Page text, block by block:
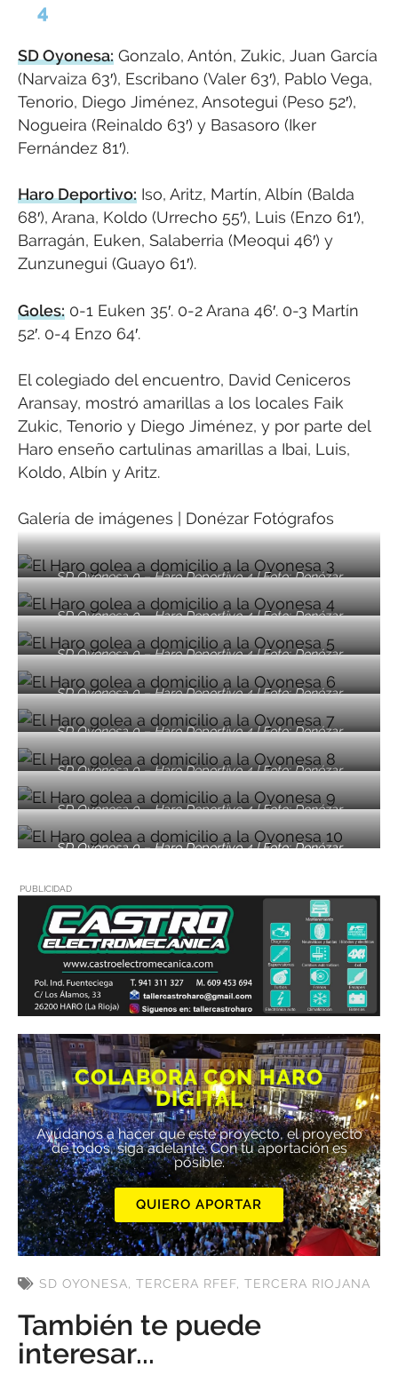
4
SD Oyonesa: Gonzalo, Antón, Zukic, Juan García
(Narvaiza 63′), Escribano (Valer 63′), Pablo Vega,
Tenorio, Diego Jiménez, Ansotegui (Peso 52′),
Nogueira (Reinaldo 63′) y Basasoro (Iker
Fernández 81′).
Haro Deportivo: Iso, Aritz, Martín, Albín (Balda
68′), Arana, Koldo (Urrecho 55′), Luis (Enzo 61′),
Barragán, Euken, Salaberria (Meoqui 46′) y
Zunzunegui (Guayo 61′).
Goles: 0-1 Euken 35′. 0-2 Arana 46′. 0-3 Martín
52′. 0-4 Enzo 64′.
El colegiado del encuentro, David Ceniceros
Aransay, mostró amarillas a los locales Faik
Zukic, Tenorio y Diego Jiménez, y por parte del
Haro enseño cartulinas amarillas a Ibai, Luis,
Koldo, Albín y Aritz.
Galería de imágenes | Donézar Fotógrafos
SD Oyonesa 0 – Haro Deportivo 4 | Foto: Donézar
Fotógrafos
SD Oyonesa 0 – Haro Deportivo 4 | Foto: Donézar
Fotógrafos
SD Oyonesa 0 – Haro Deportivo 4 | Foto: Donézar
Fotógrafos
SD Oyonesa 0 – Haro Deportivo 4 | Foto: Donézar
Fotógrafos
SD Oyonesa 0 – Haro Deportivo 4 | Foto: Donézar
Fotógrafos
SD Oyonesa 0 – Haro Deportivo 4 | Foto: Donézar
Fotógrafos
SD Oyonesa 0 – Haro Deportivo 4 | Foto: Donézar
Fotógrafos
SD Oyonesa 0 – Haro Deportivo 4 | Foto: Donézar
PUBLICIDAD
COLABORA CON HARO
DIGITAL
Ayúdanos a hacer que este proyecto, el proyecto
de todos, siga adelante. Con tu aportación es
posible.
QUIERO APORTAR
SD OYONESA, TERCERA RFEF, TERCERA RIOJANA
También te puede
interesar...